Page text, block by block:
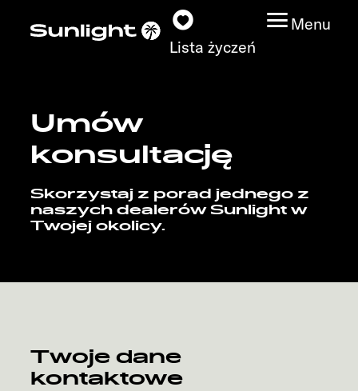
Lista życzeń
Menu
Modele
pojazdów
Wyszukiwanie
Praca
Umów
konsultację
Skorzystaj z porad jednego z
naszych dealerów Sunlight w
Twojej okolicy.
Twoje dane
kontaktowe